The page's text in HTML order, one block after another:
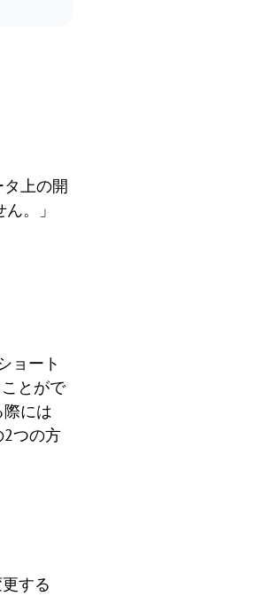
タ上の開
。」
ョート
とがで
には
2つの方
する